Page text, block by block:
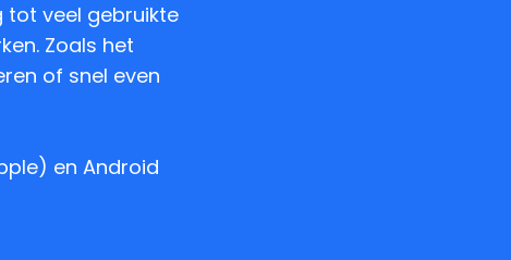
tot veel gebruikte
Zoals het
of snel even
en Android